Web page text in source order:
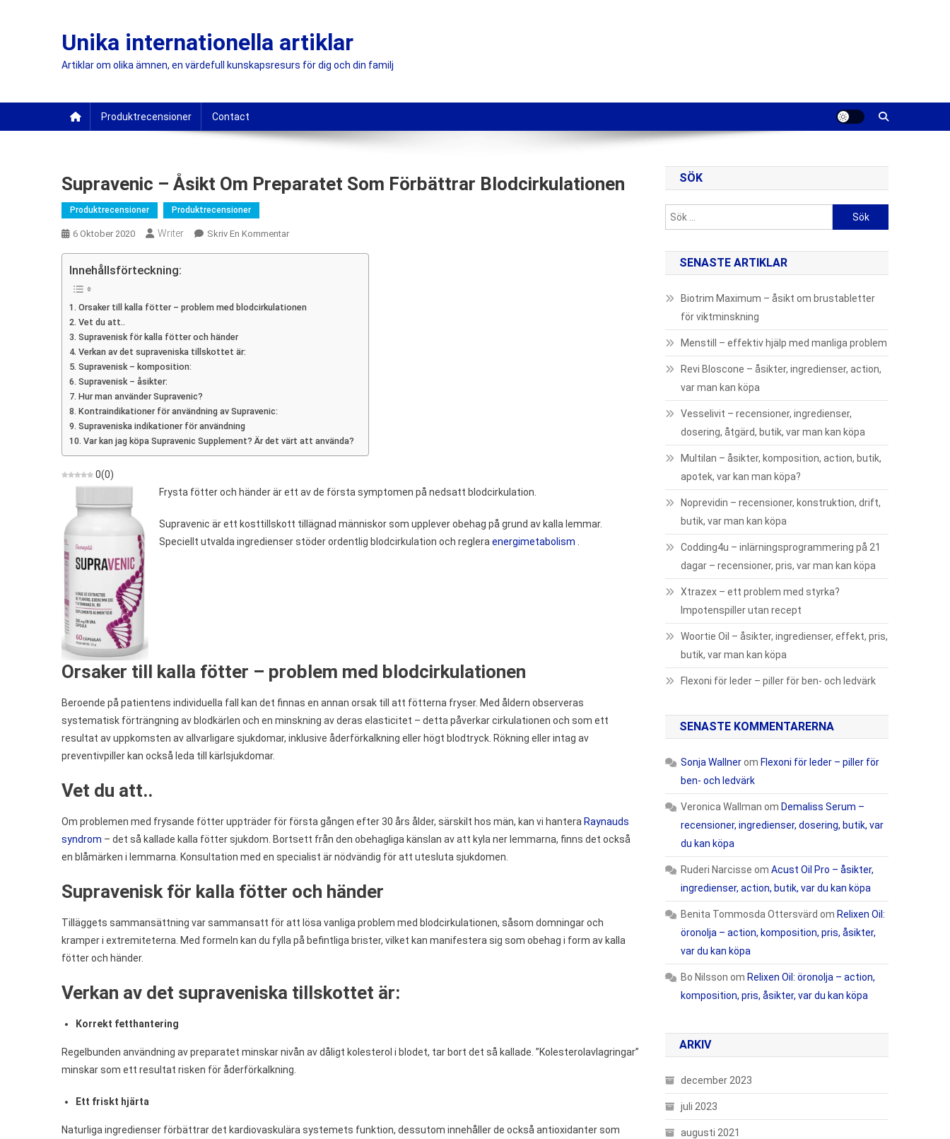
Unika internationella artiklar
Artiklar om olika ämnen, en värdefull kunskapsresurs för dig och din familj
Produktrecensioner Contact
Supravenic – Åsikt Om Preparatet Som Förbättrar Blodcirkulationen
Produktrecensioner Produktrecensioner
6 Oktober 2020 Writer Skriv En KommentarOn
Innehållsförteckning:
Orsaker till kalla fötter – problem med blodcirkulationen
Vet du att..
Supravenisk för kalla fötter och händer
Verkan av det supraveniska tillskottet är:
Supravenisk – komposition:
Supravenisk – åsikter:
Hur man använder Supravenic?
Kontraindikationer för användning av Supravenic:
Supraveniska indikationer för användning
Var kan jag köpa Supravenic Supplement? Är det värt att använda?
0(0)
Frysta fötter och händer är ett av de första symptomen på nedsatt blodcirkulation.
Supravenic är ett kosttillskott tillägnad människor som upplever obehag på grund av kalla lemmar.
Speciellt utvalda ingredienser stöder ordentlig blodcirkulation och reglera energimetabolism
Orsaker till kalla fötter – problem med blodcirkulationen
Beroende på patientens individuella fall kan det finnas en annan orsak till att fötterna fryser. Med åldern observeras
systematisk förträngning av blodkärlen och en minskning av deras elasticitet – detta påverkar cirkulationen och som ett
resultat av uppkomsten av allvarligare sjukdomar, inklusive åderförkalkning eller högt blodtryck. Rökning eller intag av
preventivpiller kan också leda till kärlsjukdomar.
Vet du att..
Om problemen med frysande fötter uppträder för första gången efter 30 års ålder, särskilt hos män, kan vi hantera Raynauds
syndrom – det så kallade kalla fötter sjukdom. Bortsett från den obehagliga känslan av att kyla ner lemmarna, finns det också
en blåmärken i lemmarna. Konsultation med en specialist är nödvändig för att utesluta sjukdomen.
Supravenisk för kalla fötter och händer
Tilläggets sammansättning var sammansatt för att lösa vanliga problem med blodcirkulationen, såsom domningar och
kramper i extremiteterna. Med formeln kan du fylla på befintliga brister, vilket kan manifestera sig som obehag i form av kalla
fötter och händer.
Verkan av det supraveniska tillskottet är:
Korrekt fetthantering
Regelbunden användning av preparatet minskar nivån av dåligt kolesterol i blodet, tar bort det så kallade. ”Kolesterolavlagringar”
minskar som ett resultat risken för åderförkalkning.
Ett friskt hjärta
Naturliga ingredienser förbättrar det kardiovaskulära systemets funktion, dessutom innehåller de också antioxidanter som
SÖK
efter:
SENASTE ARTIKLAR
Biotrim Maximum – åsikt om brustabletter
för viktminskning
Menstill – effektiv hjälp med manliga problem
Revi Bloscone – åsikter, ingredienser, action,
var man kan köpa
Vesselivit – recensioner, ingredienser,
dosering, åtgärd, butik, var man kan köpa
Multilan – åsikter, komposition, action, butik,
apotek, var kan man köpa?
Noprevidin – recensioner, konstruktion, drift,
butik, var man kan köpa
Codding4u – inlärningsprogrammering på 21
dagar – recensioner, pris, var man kan köpa
Xtrazex – ett problem med styrka?
Impotenspiller utan recept
Woortie Oil – åsikter, ingredienser, effekt, pris,
butik, var man kan köpa
Flexoni för leder – piller för ben- och ledvärk
SENASTE KOMMENTARERNA
Sonja Wallnerom Flexoni för leder – piller för
ben- och ledvärk
Veronica Wallman om Demaliss Serum –
recensioner, ingredienser, dosering, butik, var
du kan köpa
Ruderi Narcisse omAcust Oil Pro – åsikter,
ingredienser, action, butik, var du kan köpa
Benita Tommosda Ottersvärd om Relixen Oil:
öronolja – action, komposition, pris, åsikter,
var du kan köpa
Bo Nilsson om Relixen Oil: öronolja – action,
komposition, pris, åsikter, var du kan köpa
ARKIV
december 2023
juli 2023
augusti 2021